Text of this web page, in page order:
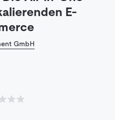
E-
GmbH